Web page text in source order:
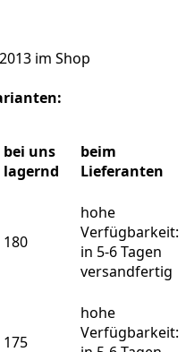
im Shop
bei uns
lagernd
beim
Lieferanten
180
hohe
Verfügbarkeit:
in 5-6 Tagen
versandfertig
175
hohe
Verfügbarkeit: